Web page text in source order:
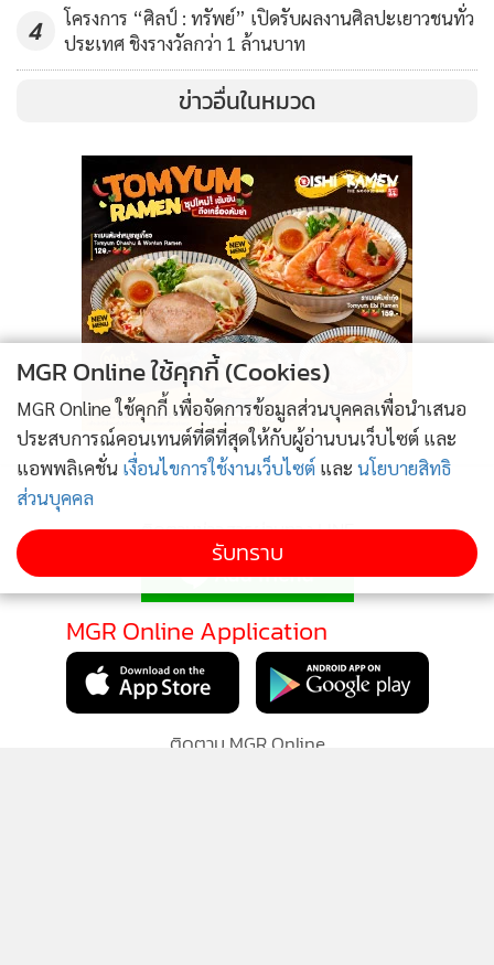
หนองคาย และครั้งที่ 4 ณ กรุงเทพมหานคร ได้แล้วตั้งแต่วันนี้
และติดตามความเคลื่อนไหวของโครงการส่งเสริม SME ให้
แข่งขันได้ในตลาดสากล เรื่อง "สิทธิประโยชน์ทางการค้า ตัวช่วย
สร้างแต้มต่อ SME ไทยสู่ตลาดการค้าต่างประเทศ" ได้ที่
www.dft.go.th
4
โครงการ “ศิลป์ : ทรัพย์” เปิดรับผลงานศิลปะเยาวชนทั่ว
ประเทศ ชิงรางวัลกว่า 1 ล้านบาท
ข่าวอื่นในหมวด
ติดตามข่าวสารผ่านทาง LINE
MGR Online Application
ติดตาม MGR Online
MGR Online ใช้คุกกี้ (Cookies)
MGR Online ใช้คุกกี้ เพื่อจัดการข้อมูลส่วนบุคคลเพื่อนำเสนอ
ประสบการณ์คอนเทนต์ที่ดีที่สุดให้กับผู้อ่านบนเว็บไซต์ และ
แอพพลิเคชั่น เงื่อนไขการใช้งานเว็บไซต์ และ นโยบายสิทธิ
ส่วนบุคคล
รับทราบ